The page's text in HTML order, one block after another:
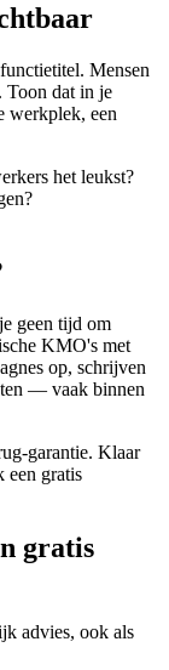
Mensen
Toon dat in je
werkplek, een
het leukst?
geen tijd om
KMO's met
op, schrijven
— vaak binnen
garantie. Klaar
een gratis
gratis
advies, ook als